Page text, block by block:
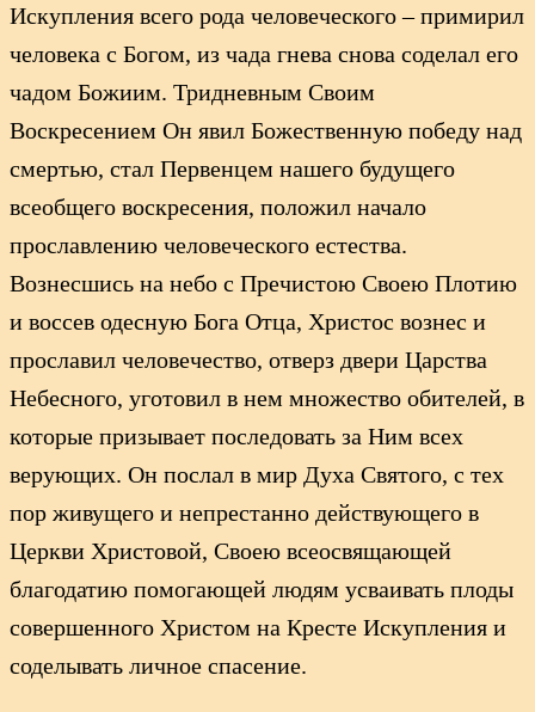
Искупления всего рода человеческого – примирил
человека с Богом, из чада гнева снова соделал его
чадом Божиим. Тридневным Своим
Воскресением Он явил Божественную победу над
смертью, стал Первенцем нашего будущего
всеобщего воскресения, положил начало
прославлению человеческого естества.
Вознесшись на небо с Пречистою Своею Плотию
и воссев одесную Бога Отца, Христос вознес и
прославил человечество, отверз двери Царства
Небесного, уготовил в нем множество обителей, в
которые призывает последовать за Ним всех
верующих. Он послал в мир Духа Святого, с тех
пор живущего и непрестанно действующего в
Церкви Христовой, Своею всеосвящающей
благодатию помогающей людям усваивать плоды
совершенного Христом на Кресте Искупления и
соделывать личное спасение.